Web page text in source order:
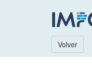
Volver